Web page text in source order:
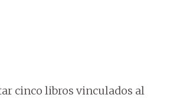
cinco libros vinculados al